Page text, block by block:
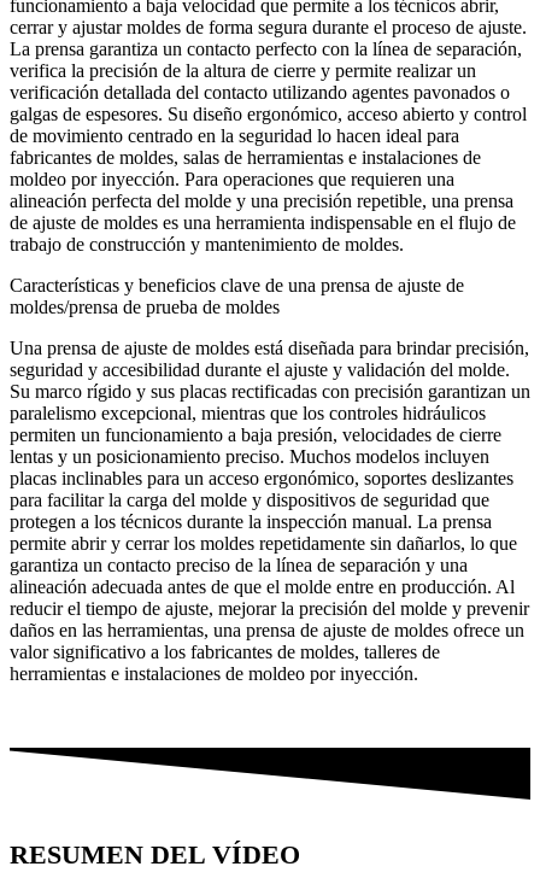
funcionamiento a baja velocidad que permite a los técnicos abrir,
cerrar y ajustar moldes de forma segura durante el proceso de ajuste.
La prensa garantiza un contacto perfecto con la línea de separación,
verifica la precisión de la altura de cierre y permite realizar un
verificación detallada del contacto utilizando agentes pavonados o
galgas de espesores. Su diseño ergonómico, acceso abierto y control
de movimiento centrado en la seguridad lo hacen ideal para
fabricantes de moldes, salas de herramientas e instalaciones de
moldeo por inyección. Para operaciones que requieren una
alineación perfecta del molde y una precisión repetible, una prensa
de ajuste de moldes es una herramienta indispensable en el flujo de
trabajo de construcción y mantenimiento de moldes.
Características y beneficios clave de una prensa de ajuste de
moldes/prensa de prueba de moldes
Una prensa de ajuste de moldes está diseñada para brindar precisión,
seguridad y accesibilidad durante el ajuste y validación del molde.
Su marco rígido y sus placas rectificadas con precisión garantizan un
paralelismo excepcional, mientras que los controles hidráulicos
permiten un funcionamiento a baja presión, velocidades de cierre
lentas y un posicionamiento preciso. Muchos modelos incluyen
placas inclinables para un acceso ergonómico, soportes deslizantes
para facilitar la carga del molde y dispositivos de seguridad que
protegen a los técnicos durante la inspección manual. La prensa
permite abrir y cerrar los moldes repetidamente sin dañarlos, lo que
garantiza un contacto preciso de la línea de separación y una
alineación adecuada antes de que el molde entre en producción. Al
reducir el tiempo de ajuste, mejorar la precisión del molde y prevenir
daños en las herramientas, una prensa de ajuste de moldes ofrece un
valor significativo a los fabricantes de moldes, talleres de
herramientas e instalaciones de moldeo por inyección.
RESUMEN DEL VÍDEO